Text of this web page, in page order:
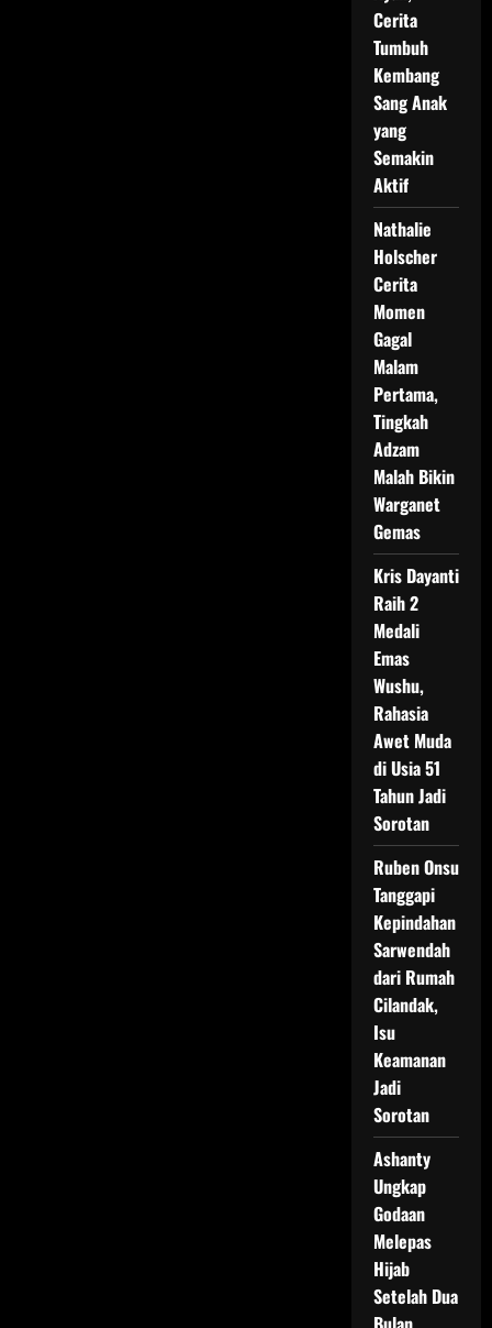
Cerita
Tumbuh
Kembang
Sang Anak
yang
Semakin
Aktif
Nathalie
Holscher
Cerita
Momen
Gagal
Malam
Pertama,
Tingkah
Adzam
Malah Bikin
Warganet
Gemas
Kris Dayanti
Raih 2
Medali
Emas
Wushu,
Rahasia
Awet Muda
di Usia 51
Tahun Jadi
Sorotan
Ruben Onsu
Tanggapi
Kepindahan
Sarwendah
dari Rumah
Cilandak,
Isu
Keamanan
Jadi
Sorotan
Ashanty
Ungkap
Godaan
Melepas
Hijab
Setelah Dua